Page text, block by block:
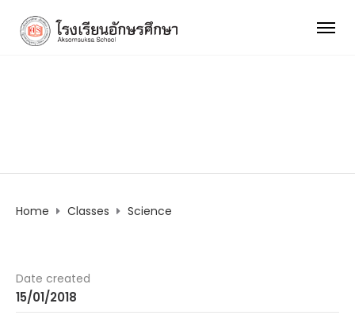
Home Classes Science
Date created
15/01/2018